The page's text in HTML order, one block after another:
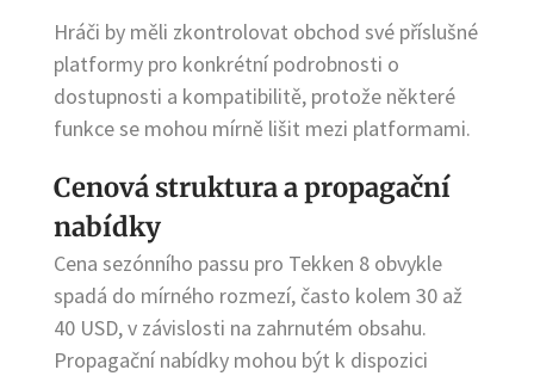
Hráči by měli zkontrolovat obchod své příslušné
platformy pro konkrétní podrobnosti o
dostupnosti a kompatibilitě, protože některé
funkce se mohou mírně lišit mezi platformami.
Cenová struktura a propagační
nabídky
Cena sezónního passu pro Tekken 8 obvykle
spadá do mírného rozmezí, často kolem 30 až
40 USD, v závislosti na zahrnutém obsahu.
Propagační nabídky mohou být k dispozici